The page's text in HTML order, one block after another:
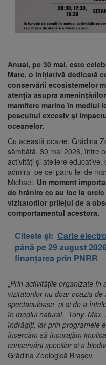
Anual, pe 30 mai, este
Mare, o inițiativă dedicată
conservării ecosistemelor
atenția asupra
mamifere marine în mediul
pescuitul excesiv și
oceanelor.
Cu această ocazie, Grădina
sâmbătă, 30 mai 2026, între
activități și ateliere
admira pe cei patru lei de
Michael. Un moment
de hrănire ce au loc la
vizitatorilor prilejul de a
comportamentul acestora.
Citeste și: Carte
până pe 29 august
finanțarea prin PNRR
„Prin activitățile organizate în
vizitatorilor nu doar ocazia
spectaculoase, ci și de a
în mediul natural. Tony,
îndrăgiți, iar prin programele
încercăm să încurajăm
conservării speciilor și a
Grădina Zoologică Brașov.